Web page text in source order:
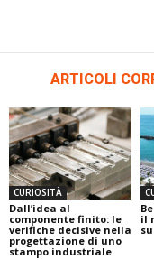
ARTICOLI
CURIOSITÀ
Dall’idea al
componente finito: le
verifiche decisive nella
progettazione di uno
stampo industriale
il